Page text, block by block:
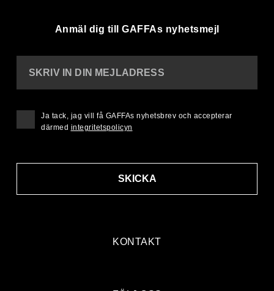
Anmäl dig till GAFFAs nyhetsmejl
KONTAKT
SKRIV IN DIN MEJLADRESS
SKICKA
Ja tack, jag vill få GAFFAs nyhetsbrev och accepterar
därmed integritetspolicyn